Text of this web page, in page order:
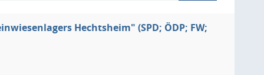
Hechtsheim" (SPD; ÖDP; FW;